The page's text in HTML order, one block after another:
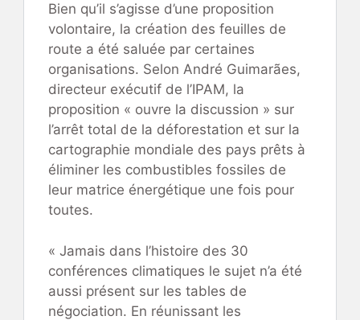
Bien qu’il s’agisse d’une proposition
volontaire, la création des feuilles de
route a été saluée par certaines
organisations. Selon André Guimarães,
directeur exécutif de l’IPAM, la
proposition « ouvre la discussion » sur
l’arrêt total de la déforestation et sur la
cartographie mondiale des pays prêts à
éliminer les combustibles fossiles de
leur matrice énergétique une fois pour
toutes.
« Jamais dans l’histoire des 30
conférences climatiques le sujet n’a été
aussi présent sur les tables de
négociation. En réunissant les